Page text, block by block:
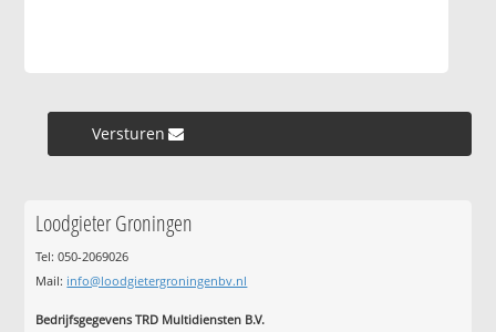
Versturen »
Loodgieter Groningen
Tel: 050-2069026
Mail: info@loodgietergroningenbv.nl
Bedrijfsgegevens TRD Multidiensten B.V.